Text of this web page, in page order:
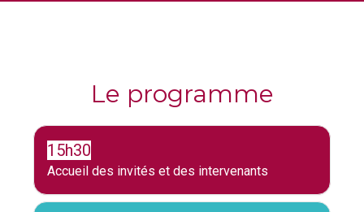
Le programme
15h30
Accueil des invités et des intervenants